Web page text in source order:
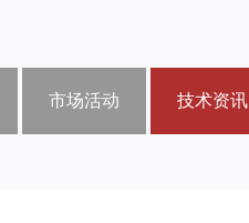
市场活动 技术资讯